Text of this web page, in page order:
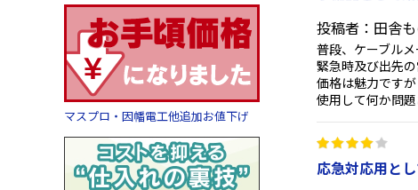
マスプロ・因幡電工他追加お値下げ
投稿者：田舎
普段、ケーブル
緊急時及び出先
価格は魅力です
使用して何か問題
応急対応用と